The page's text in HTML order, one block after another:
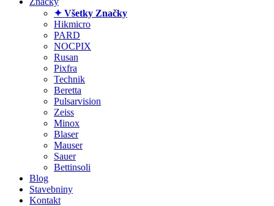
✦ Všetky Značky
Hikmicro
PARD
NOCPIX
Rusan
Pixfra
Technik
Beretta
Pulsarvision
Zeiss
Minox
Blaser
Mauser
Sauer
Bettinsoli
Blog
Stavebniny
Kontakt